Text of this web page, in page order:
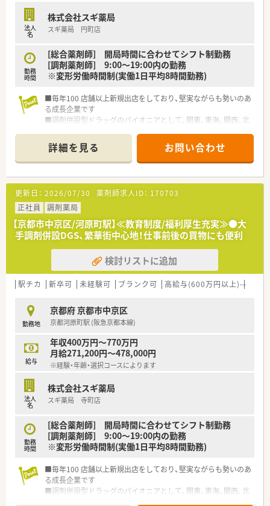
法人
名
株式会社スギ薬局
スギ薬局 円町店
勤務
時間
[総合薬剤師] 開局時間に合わせてシフト制勤務
[調剤薬剤師] 9:00～19:00内の勤務
※変形労働時間制(実働1日平均8時間勤務)
■毎年100 店舗以上新規出店をしており、堅実ながらも勢いのあ
る成長企業です
■調剤併設型ドラッグのパイオニアとして、関東、東海、関西、北
■研修制度は様々なプランがあり、集合研修だけでなく任意で受
講可能な研修も幅広く用意されています
■店舗で活躍する従業員、社外で活躍する従業員、将来経営幹部
となる従業員など、薬剤師として様々な活躍ができるフィールド
を用意されています
■総合薬剤師・調剤薬剤師（土日休み・19時までの勤務）どちらか
の働き方を選択できます
■調剤併設型だけでなく「医療モール・クリニック併設店舗」「敷
地内薬局」「訪問調剤特化型店舗」など様々な店舗を運営してい
ます
■在宅医療にも積極的取り組んでおり「訪問調剤特化型店舗」を
50店舗以上、無菌調剤室は業界最多の51店舗設置しています
■「プラチナくるみん認定企業」「健康経営優良法人2023（大規模
法人部門）認定」等を取得し一人ひとりが働きやすい環境が整備
■充実した研修制度、人事制度、評価制度、キャリア支援制度等
があるのも特徴です
詳細を見る お問い合わせ
更新日： 2026/07/30 薬剤師求人ID： 170703
正社員
調剤薬局
【京都市中京区/河原町駅】≪教育制度/福利厚生充実≫●大
手調剤併設DGS、繁華街中心地！仕事前後の買物にも便利
検討リストに追加
駅チカ 新卒可 未経験可 ブランク可 高給与(600万円以上)
勤務地
京都府 京都市中京区
京都河原町駅 (阪急京都本線)
給与
年収400万円～770万円
月給271,200円～478,000円
※経験・年齢・選択コースによります
法人
名
株式会社スギ薬局
スギ薬局 寺町店
勤務
時間
[総合薬剤師] 開局時間に合わせてシフト制勤務
[調剤薬剤師] 9:00～19:00内の勤務
※変形労働時間制(実働1日平均8時間勤務)
■毎年100 店舗以上新規出店をしており、堅実ながらも勢いのあ
る成長企業です
■調剤併設型ドラッグのパイオニアとして、関東、東海、関西、北